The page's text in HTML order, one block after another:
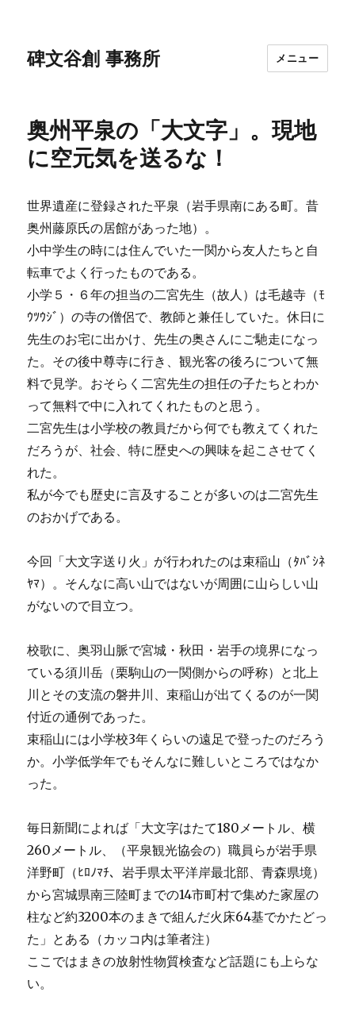
碑文谷創 事務所 メニュー
奥州平泉の「大文字」。現地
に空元気を送るな！
世界遺産に登録された平泉（岩手県南にある町。昔
奥州藤原氏の居館があった地）。
小中学生の時には住んでいた一関から友人たちと自
転車でよく行ったものである。
小学５・６年の担当の二宮先生（故人）は毛越寺（ﾓ
ｳﾂｳｼﾞ）の寺の僧侶で、教師と兼任していた。休日に
先生のお宅に出かけ、先生の奥さんにご馳走になっ
た。その後中尊寺に行き、観光客の後ろについて無
料で見学。おそらく二宮先生の担任の子たちとわか
って無料で中に入れてくれたものと思う。
二宮先生は小学校の教員だから何でも教えてくれた
だろうが、社会、特に歴史への興味を起こさせてく
れた。
私が今でも歴史に言及することが多いのは二宮先生
のおかげである。
今回「大文字送り火」が行われたのは束稲山（ﾀﾊﾞｼﾈ
ﾔﾏ）。そんなに高い山ではないが周囲に山らしい山
がないので目立つ。
校歌に、奥羽山脈で宮城・秋田・岩手の境界になっ
ている須川岳（栗駒山の一関側からの呼称）と北上
川とその支流の磐井川、束稲山が出てくるのが一関
付近の通例であった。
束稲山には小学校3年くらいの遠足で登ったのだろう
か。小学低学年でもそんなに難しいところではなか
った。
毎日新聞によれば「大文字はたて180メートル、横
260メートル、（平泉観光協会の）職員らが岩手県
洋野町（ﾋﾛﾉﾏﾁ、岩手県太平洋岸最北部、青森県境）
から宮城県南三陸町までの14市町村で集めた家屋の
柱など約3200本のまきで組んだ火床64基でかたどっ
た」とある（カッコ内は筆者注）
ここではまきの放射性物質検査など話題にも上らな
い。